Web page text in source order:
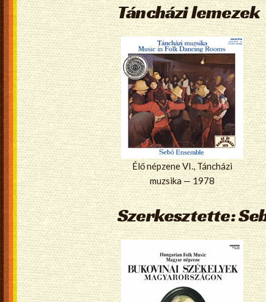
Táncházi lemezek
Élő népzene VI., Táncházi
muzsika — 1978
Szerkesztette: